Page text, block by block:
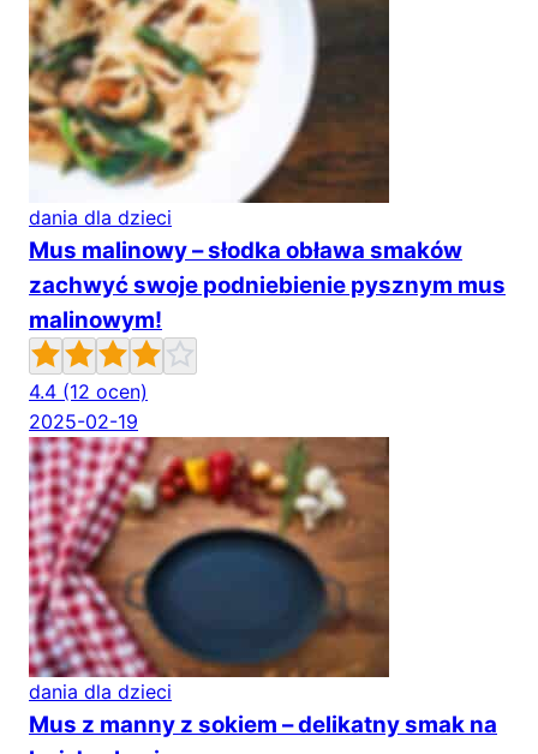
dania dla dzieci
Mus malinowy – słodka obława smaków
zachwyć swoje podniebienie pysznym mus
malinowym!
4.4 (12 ocen)
2025-02-19
dania dla dzieci
Mus z manny z sokiem – delikatny smak na